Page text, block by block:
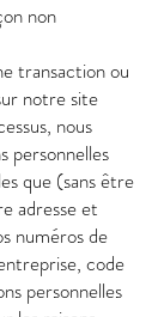
non
transaction ou
notre site
nous
personnelles
que (sans être
adresse et
numéros de
code
personnelles